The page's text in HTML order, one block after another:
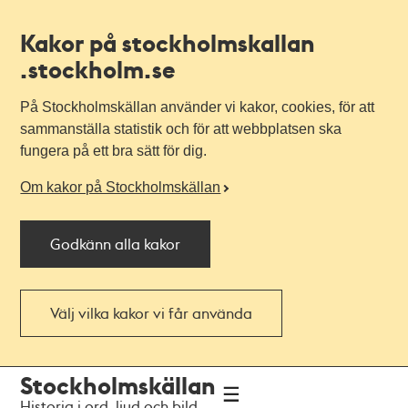
Kakor på stockholmskallan
.stockholm.se
På Stockholmskällan använder vi kakor, cookies, för att
sammanställa statistik och för att webbplatsen ska
fungera på ett bra sätt för dig.
Om kakor på Stockholmskällan
Godkänn alla kakor
Välj vilka kakor vi får använda
navigationen
huvudinnehållet
Stockholmskällan